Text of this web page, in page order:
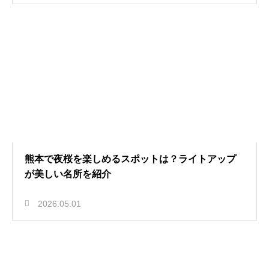
熊本で夜桜を楽しめるスポットは？ライトアップ
が美しい名所を紹介
2026.05.01